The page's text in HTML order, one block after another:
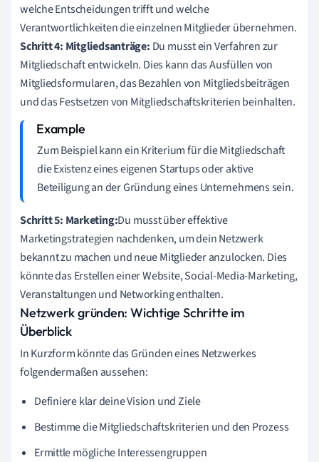
welche Entscheidungen trifft und welche
Verantwortlichkeiten die einzelnen Mitglieder übernehmen.
Schritt 4: Mitgliedsanträge: Du musst ein Verfahren zur
Mitgliedschaft entwickeln. Dies kann das Ausfüllen von
Mitgliedsformularen, das Bezahlen von Mitgliedsbeiträgen
und das Festsetzen von Mitgliedschaftskriterien beinhalten.
Zum Beispiel kann ein Kriterium für die Mitgliedschaft
die Existenz eines eigenen Startups oder aktive
Beteiligung an der Gründung eines Unternehmens sein.
Schritt 5: Marketing:Du musst über effektive
Marketingstrategien nachdenken, um dein Netzwerk
bekannt zu machen und neue Mitglieder anzulocken. Dies
könnte das Erstellen einer Website, Social-Media-Marketing,
Veranstaltungen und Networking enthalten.
Netzwerk gründen: Wichtige Schritte im
Überblick
In Kurzform könnte das Gründen eines Netzwerkes
folgendermaßen aussehen:
Definiere klar deine Vision und Ziele
Bestimme die Mitgliedschaftskriterien und den Prozess
Ermittle mögliche Interessengruppen